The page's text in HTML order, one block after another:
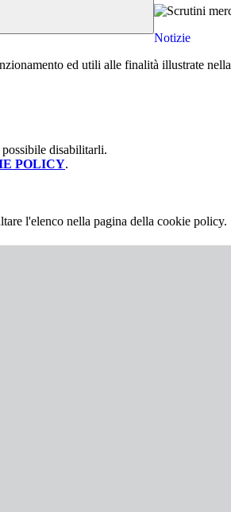
Notizie
ed utili alle finalità illustrate nella
disabilitarli.
POLICY.
l'elenco nella pagina della cookie policy.